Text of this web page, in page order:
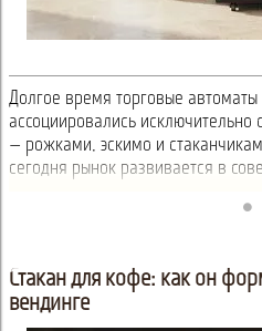
Долгое время торговые
ассоциировались
— рожками, эскимо и
сегодня рынок развивается в
Стакан для кофе: как он
вендинге